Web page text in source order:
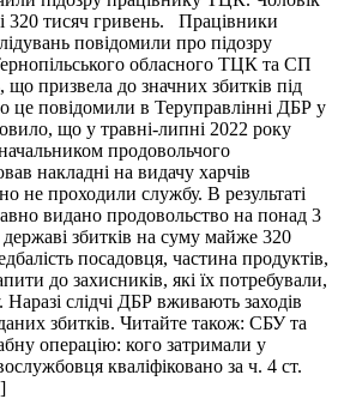
320 тисяч гривень. Працівники
повідомили про підозру
обласного ТЦК та СП
що призвела до значних збитків під
це повідомили в Теруправлінні ДБР у
що у травні-липні 2022 року
продовольчого
накладні на видачу харчів
не проходили службу. В результаті
видано продовольство на понад 3
державі збитків на суму майже 320
посадовця, частина продуктів,
до захисників, які їх потребували,
слідчі ДБР вживають заходів
збитків. Читайте також: СБУ та
операцію: кого затримали у
кваліфіковано за ч. 4 ст.